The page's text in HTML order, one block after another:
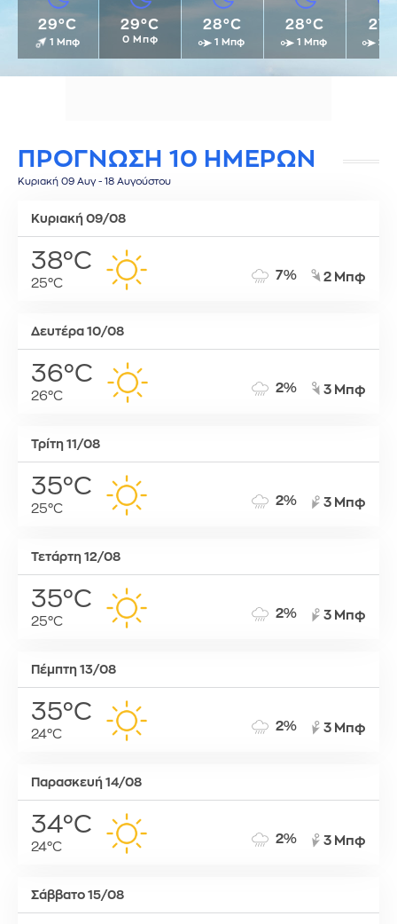
29°C
1 Μπφ
29°C
0 Μπφ
28°C
1 Μπφ
28°C
1 Μπφ 2
ΠΡΟΓΝΩΣΗ 10 ΗΜΕΡΩΝ
Κυριακή 09 Αυγ - 18 Αυγούστου
Κυριακή 09/08
38°C
25°C
7% 2 Μπφ
Δευτέρα 10/08
36°C
26°C
2% 3 Μπφ
Τρίτη 11/08
35°C
25°C
2% 3 Μπφ
Τετάρτη 12/08
35°C
25°C
2% 3 Μπφ
Πέμπτη 13/08
35°C
24°C
2% 3 Μπφ
Παρασκευή 14/08
34°C
24°C
2% 3 Μπφ
Σάββατο 15/08